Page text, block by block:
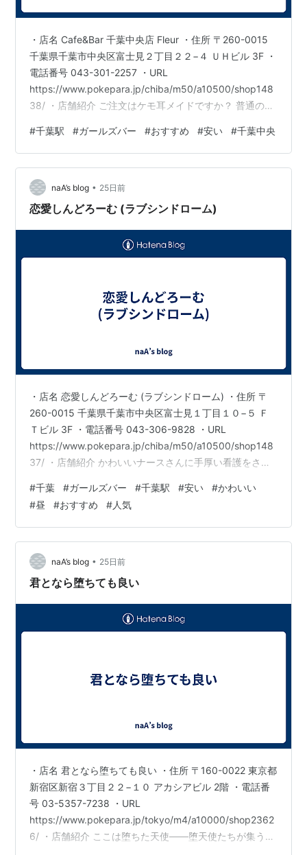
・店名 Cafe&Bar 千葉中央店 Fleur ・住所 〒260-0015
千葉県千葉市中央区富士見２丁目２２−４ ＵＨビル 3F ・
電話番号 043-301-2257 ・URL
https://www.pokepara.jp/chiba/m50/a10500/shop148
38/ ・店舗紹介 ご注文はケモ耳メイドですか？ 普通のメ
Fleur(フルール) 異世界に繋がる扉を開ければ猫耳やウサ
耳が生えたとってもキュートなメイドさんがお出迎え♪人
と話すのが大好きな元気で明るい犬っ子メイド、落ち着
いた雰囲気の少し大人っぽい、だけどたまに見せる…
#千葉駅 #ガールズバー #おすすめ #安い #千葉中央
naA’s blog • 25日前
恋愛しんどろーむ (ラブシンドローム)
・店名 恋愛しんどろーむ (ラブシンドローム) ・住所 〒
260-0015 千葉県千葉市中央区富士見１丁目１０−５ Ｆ
Ｔビル 3F ・電話番号 043-306-9828 ・URL
https://www.pokepara.jp/chiba/m50/a10500/shop148
37/ ・店舗紹介 かわいいナースさんに手厚い看護をされ
な方々の夢・妄想を叶えるのが【恋愛しんどろーむ】 ず
ばりコンセプトは【病院×ナースアイドル】超絶cuteなナ
ースちゃんたちがあなたの心を満たします♪ 最近入ったば
かりの元気でかわいいナースちゃんから落ち着いた雰囲
気が魅…
#千葉 #ガールズバー #千葉駅 #安い #かわいい
#昼 #おすすめ #人気
naA’s blog • 25日前
君となら堕ちても良い
・店名 君となら堕ちても良い ・住所 〒160-0022 東京都
新宿区新宿３丁目２２−１０ アカシアビル 2階 ・電話番
号 03-5357-7238 ・URL
https://www.pokepara.jp/tokyo/m4/a10000/shop2362
6/ ・店舗紹介 ここは堕ちた天使――堕天使たちが集う、